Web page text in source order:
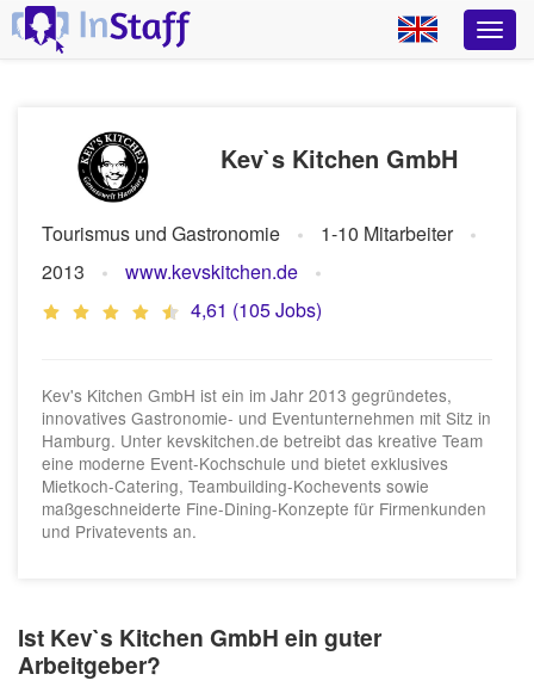
Kev`s Kitchen GmbH
Tourismus und Gastronomie
1-10 Mitarbeiter
2013
www.kevskitchen.de
4,61 (105 Jobs)
Kev's Kitchen GmbH ist ein im Jahr 2013 gegründetes,
innovatives Gastronomie- und Eventunternehmen mit Sitz in
Hamburg. Unter kevskitchen.de betreibt das kreative Team
eine moderne Event-Kochschule und bietet exklusives
Mietkoch-Catering, Teambuilding-Kochevents sowie
maßgeschneiderte Fine-Dining-Konzepte für Firmenkunden
und Privatevents an.
Ist Kev`s Kitchen GmbH ein guter
Arbeitgeber?